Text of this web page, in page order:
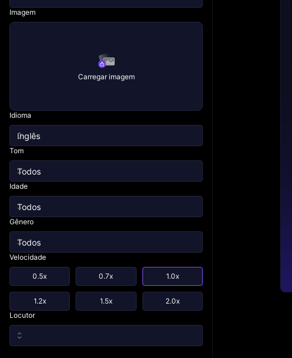
Imagem
Carregar imagem
Idioma
Tom
Idade
Gênero
Velocidade
0.5x 0.7x 1.0x
1.2x 1.5x
2.0x
Locutor